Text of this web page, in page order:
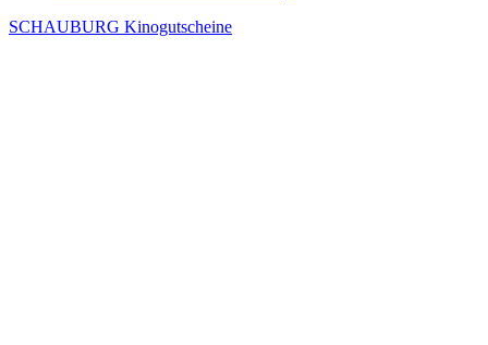
SCHAUBURG Kinogutscheine